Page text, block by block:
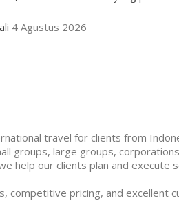
4 Agustus 2026
travel for clients from
groups, large groups,
help our clients plan and
pricing, and